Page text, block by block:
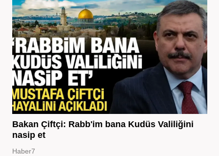
Bakan Çiftçi: Rabb'im bana Kudüs Valiliğini
nasip et
Haber7